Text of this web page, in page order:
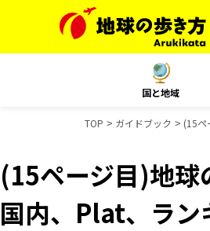
国と地域
TOP ガイドブック (15ペ
(15ページ目)地
国内、Plat、ラン